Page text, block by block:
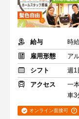
給与
時
雇用形態
ア
シフト
週1
アクセス
一
車3
オンライン面接可